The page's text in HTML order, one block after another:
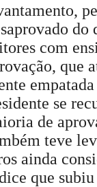
do
com
que
se
de
teve
ainda
que